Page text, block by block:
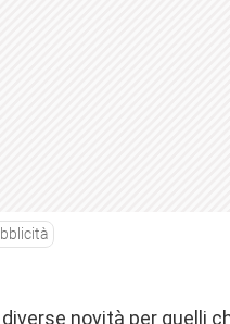
novità per quelli